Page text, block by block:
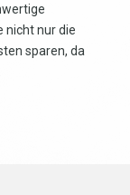
nicht nur die
sparen, da